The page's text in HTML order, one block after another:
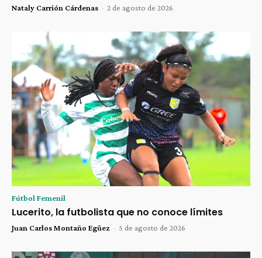
Nataly Carrión Cárdenas - 2 de agosto de 2026
Fútbol Femenil
Lucerito, la futbolista que no conoce límites
Juan Carlos Montaño Egüez - 5 de agosto de 2026